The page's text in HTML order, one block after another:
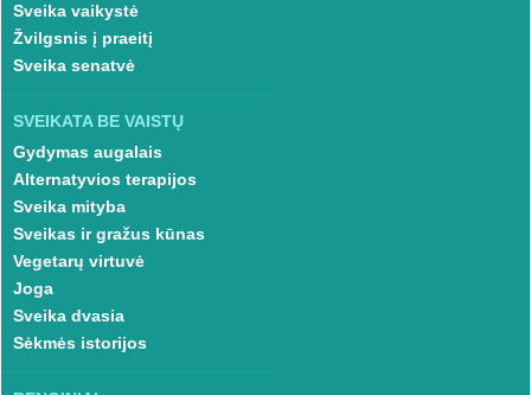
Sveika vaikystė
Žvilgsnis į praeitį
Sveika senatvė
SVEIKATA BE VAISTŲ
Gydymas augalais
Alternatyvios terapijos
Sveika mityba
Sveikas ir gražus kūnas
Vegetarų virtuvė
Joga
Sveika dvasia
Sėkmės istorijos